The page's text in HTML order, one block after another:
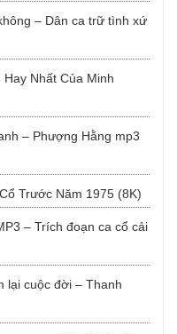
– Dân ca trữ tình xứ
Nhất Của Minh
– Phượng Hằng mp3
Trước Năm 1975 (8K)
– Trích đoạn ca cổ cải
lại cuộc đời – Thanh